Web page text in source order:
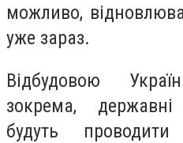
можливо,
уже зараз.
Відбудовою
зокрема,
будуть